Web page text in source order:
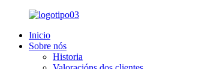
Inicio
Sobre nós
Historia